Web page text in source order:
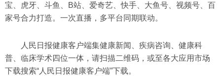
宝、虎牙、斗鱼、B站、爱奇艺、快手、大鱼号、视频号、百
家号合力打造。一次直播，多平台同期联动。
人民日报健康客户端集健康新闻、疾病咨询、健康科
普、临床学术四位一体，请扫描二维码，或至各大应用市场
下载搜索“人民日报健康客户端”下载。